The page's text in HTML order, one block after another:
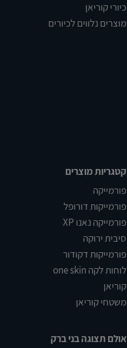
כיורי קוריאן
מוצרים נלווים לכיורים
קטגריות מוצרים
פורמייקה
פורמייקות דורופל
פורמייקה נאנו XP
סיבית ירוקה
פורמייקות דקודור
לוחות לקה one skin
קוריאן
משטחי קוריאן
אולם תצוגה בני ברק